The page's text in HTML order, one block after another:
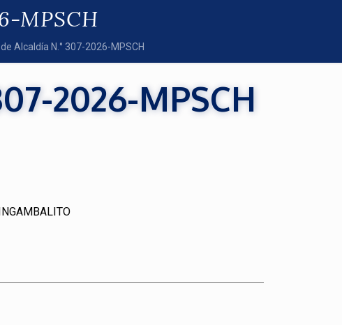
MPSCH
Alcaldía N.° 307-2026-MPSCH
2026-MPSCH